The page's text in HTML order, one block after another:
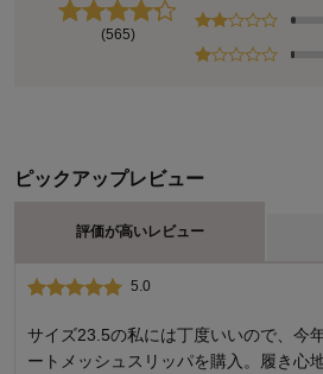
試着コメント・・・足にピッタリとフィ
分がピッタリ密着している感じ）。生地
くとき甲部分がきつく感じるかもしれま
～足のサイズ：２３．０cm、足幅：狭め
足 幅・・・ちょうど良い
長 さ・・・ちょうど良い
試着コメント・・・裸足で履いて大きす
ット。インソールが足裏（土踏まずとか
で履くと包まれている感じがしました。
(565)
ピックアップレビュー
評価が高いレビュー
5.0
サイズ23.5の私には丁度いいので、今
ートメッシュスリッパを購入。履き心
1.0
サイズの問題を除けば、履き心地は満